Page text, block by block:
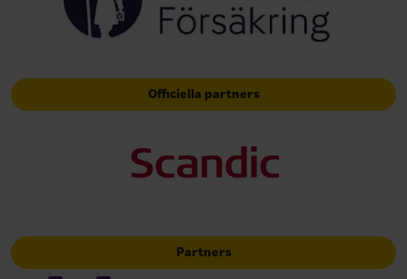
Officiella partners
Partners